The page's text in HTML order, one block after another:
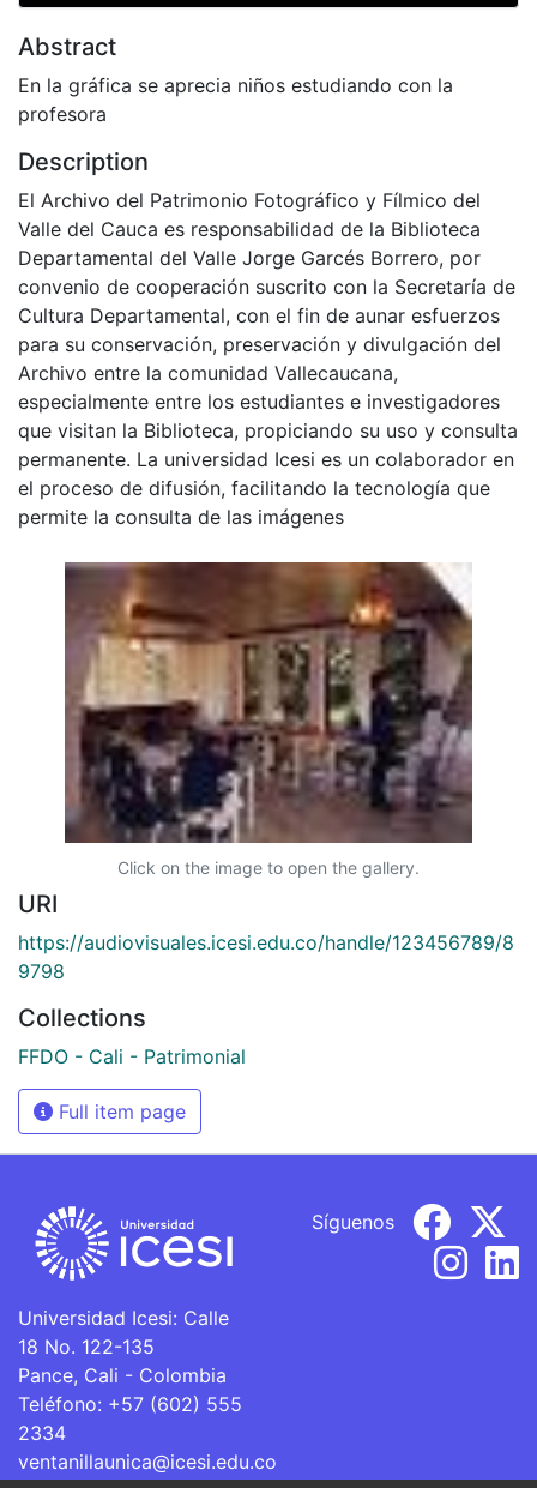
Abstract
En la gráfica se aprecia niños estudiando con la
profesora
Description
El Archivo del Patrimonio Fotográfico y Fílmico del
Valle del Cauca es responsabilidad de la Biblioteca
Departamental del Valle Jorge Garcés Borrero, por
convenio de cooperación suscrito con la Secretaría de
Cultura Departamental, con el fin de aunar esfuerzos
para su conservación, preservación y divulgación del
Archivo entre la comunidad Vallecaucana,
especialmente entre los estudiantes e investigadores
que visitan la Biblioteca, propiciando su uso y consulta
permanente. La universidad Icesi es un colaborador en
el proceso de difusión, facilitando la tecnología que
permite la consulta de las imágenes
Click on the image to open the gallery.
URI
https://audiovisuales.icesi.edu.co/handle/123456789/8
9798
Collections
FFDO - Cali - Patrimonial
Full item page
Universidad Icesi: Calle
18 No. 122-135
Pance, Cali - Colombia
Teléfono: +57 (602) 555
2334
ventanillaunica@icesi.edu.co
Síguenos